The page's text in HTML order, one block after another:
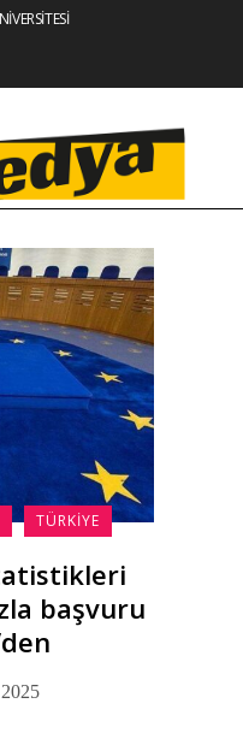
TÜRKIYE
başvuru